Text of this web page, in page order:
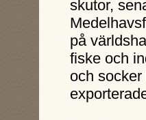
skutor,
på
fiske och
och